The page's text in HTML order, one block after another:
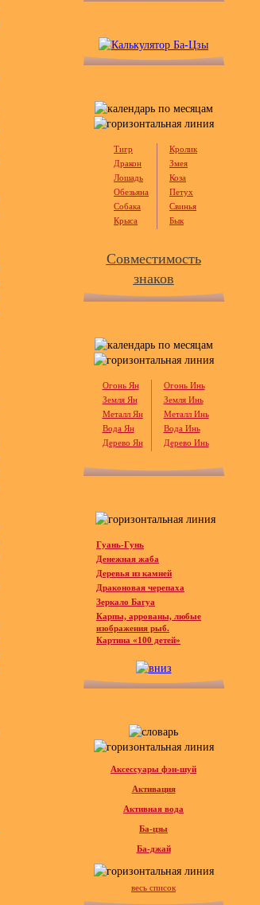
Тигр
Кролик
Дракон
Змея
Лошадь
Коза
Обезьяна
Петух
Собака
Свинья
Крыса
Бык
Совместимость
знаков
Огонь Ян
Огонь Инь
Земля Ян
Земля Инь
Металл Ян
Металл Инь
Вода Ян
Вода Инь
Дерево Ян
Дерево Инь
Гуань-Гунь
Денежная жаба
Деревья из камней
Драконовая черепаха
Зеркало Багуа
Карпы, аррованы, любые
изображения рыб.
Картина «100 детей»
Аксессуары фэн-шуй
Активация
Активная вода
Ба-цзы
Ба-джай
весь список